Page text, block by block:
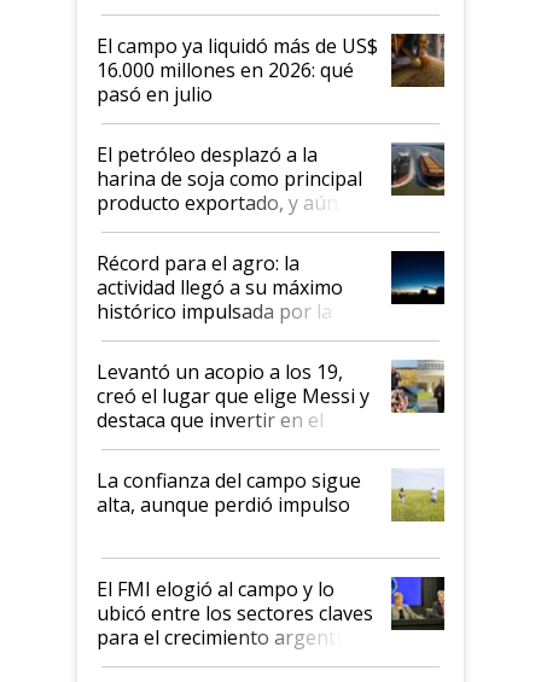
El campo ya liquidó más de US$
16.000 millones en 2026: qué
pasó en julio
El petróleo desplazó a la
harina de soja como principal
producto exportado, y aún así
el agro aportó casi seis de cada
diez dólares y sostuvo el
liderazgo en un semestre
récord
Récord para el agro: la
actividad llegó a su máximo
histórico impulsada por la
cosecha y las exportaciones
Levantó un acopio a los 19,
creó el lugar que elige Messi y
destaca que invertir en el
kirchnerismo era como "darle
plata a un hijo para droga":
Juan Félix Rossetti, el libertario
que de una dura crisis salió
de Milei
La confianza del campo sigue
alta, aunque perdió impulso
El FMI elogió al campo y lo
ubicó entre los sectores claves
para el crecimiento argentino